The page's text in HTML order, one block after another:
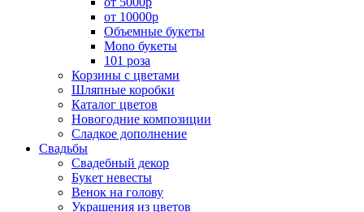
от 10000р
Объемные букеты
Mono букеты
101 роза
Корзины с цветами
Шляпные коробки
Каталог цветов
Новогодние композиции
Сладкое дополнение
Свадьбы
Свадебный декор
Букет невесты
Венок на голову
Украшения из цветов